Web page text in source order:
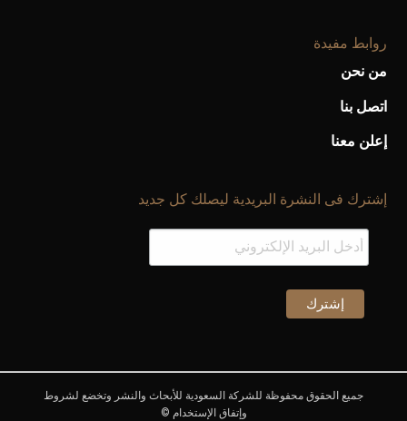
روابط مفيدة
من نحن
اتصل بنا
إعلن معنا
إشترك فى النشرة البريدية ليصلك كل جديد
جميع الحقوق محفوظة للشركة السعودية للأبحاث والنشر وتخضع لشروط
وإتفاق الإستخدام ©